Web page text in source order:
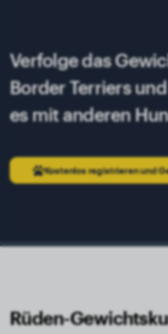
Verfolge das
Border Terriers
es mit anderen
Kostenlos registrieren und
Rüden-